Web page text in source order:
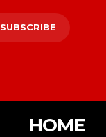
SUBSCRIBE
HOME